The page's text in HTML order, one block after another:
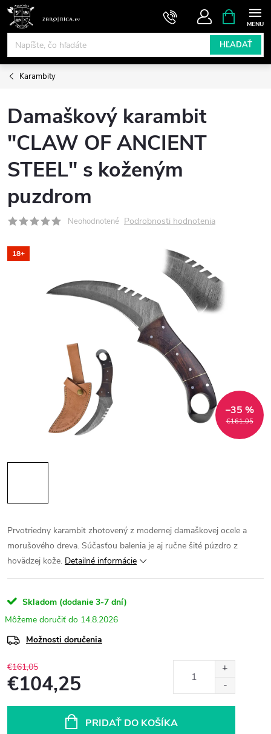
Prejsť
obsah
HĽADAŤ
KOŠÍK
Karambity
Damaškový karambit
"CLAW OF ANCIENT
STEEL" s koženým
puzdrom
Neohodnotené Podrobnosti hodnotenia
18+
€161,05
–35 %
Prvotriedny karambit zhotovený z modernej damaškovej ocele a
morušového dreva. Súčasťou balenia je aj ručne šité púzdro z
hovädzej kože. Detailné informácie
Skladom (dodanie 3-7 dní)
14.8.2026
Možnosti doručenia
€161,05
€104,25
PRIDAŤ DO KOŠÍKA